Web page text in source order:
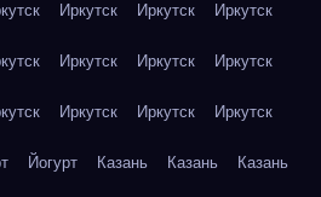
Иркутск Иркутск Иркутск
Иркутск Иркутск Иркутск
Иркутск Иркутск Иркутск
Йогурт Казань Казань Казань